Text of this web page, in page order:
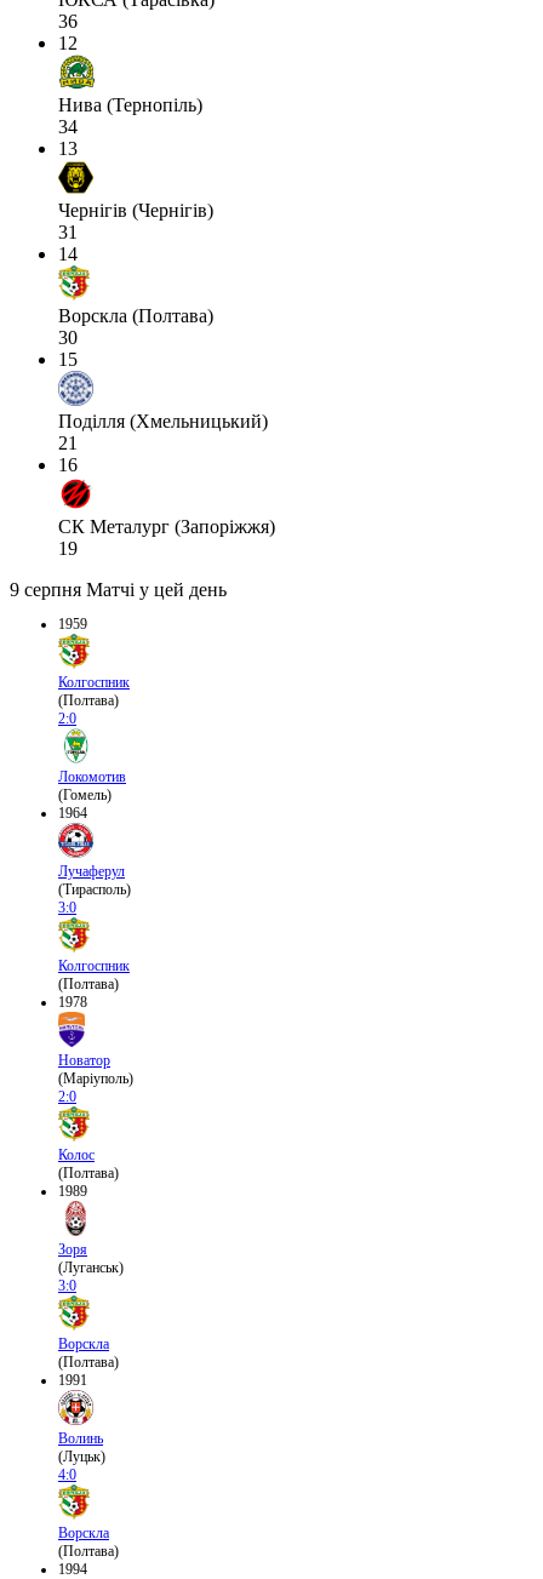
36
12
Нива (Тернопіль)
34
13
Чернігів (Чернігів)
31
14
Ворскла (Полтава)
30
15
Поділля (Хмельницький)
21
16
СК Металург (Запоріжжя)
19
9 серпня Матчі у цей день
1959
Колгоспник
(Полтава)
2:0
Локомотив
(Гомель)
1964
Лучаферул
(Тирасполь)
3:0
Колгоспник
(Полтава)
1978
Новатор
(Маріуполь)
2:0
Колос
(Полтава)
1989
Зоря
(Луганськ)
3:0
Ворскла
(Полтава)
1991
Волинь
(Луцьк)
4:0
Ворскла
(Полтава)
1994